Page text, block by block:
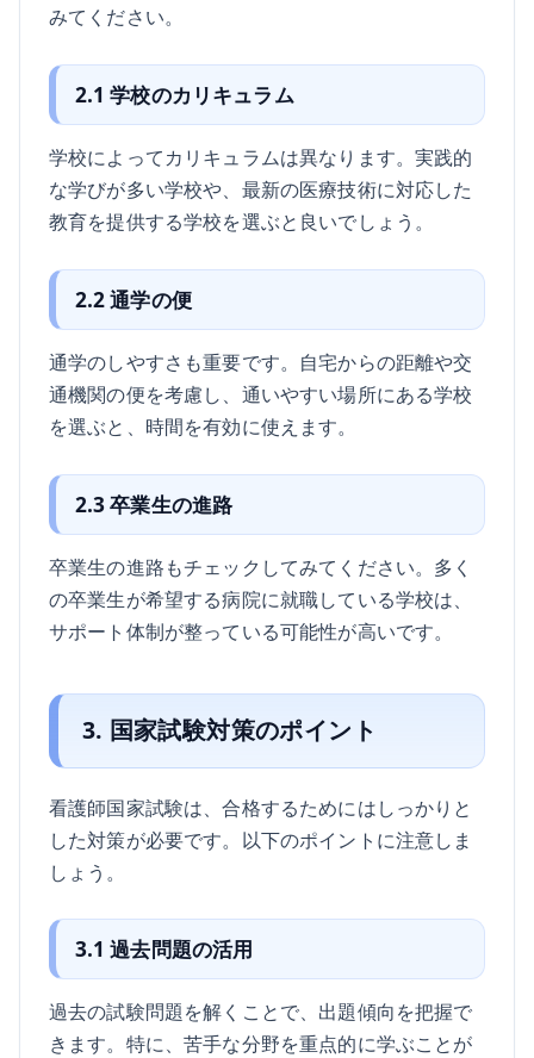
みてください。
2.1 学校のカリキュラム
学校によってカリキュラムは異なります。実践的
な学びが多い学校や、最新の医療技術に対応した
教育を提供する学校を選ぶと良いでしょう。
2.2 通学の便
通学のしやすさも重要です。自宅からの距離や交
通機関の便を考慮し、通いやすい場所にある学校
を選ぶと、時間を有効に使えます。
2.3 卒業生の進路
卒業生の進路もチェックしてみてください。多く
の卒業生が希望する病院に就職している学校は、
サポート体制が整っている可能性が高いです。
3. 国家試験対策のポイント
看護師国家試験は、合格するためにはしっかりと
した対策が必要です。以下のポイントに注意しま
しょう。
3.1 過去問題の活用
過去の試験問題を解くことで、出題傾向を把握で
きます。特に、苦手な分野を重点的に学ぶことが